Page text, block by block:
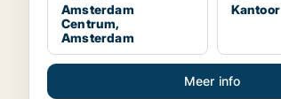
Amsterdam
Centrum,
Amsterdam
Kantoor
Meer info